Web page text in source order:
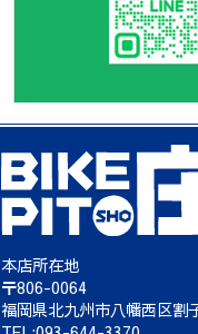
本店所在地
〒806-0064
福岡県北九州市八幡西区割